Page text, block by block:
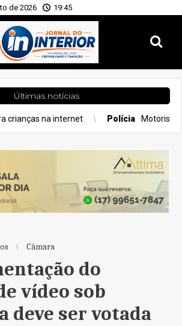
de 2026 19:45
Últimas notícias
Polícia Motorista de deputado
Câmara
do
vídeo sob
deve ser votada